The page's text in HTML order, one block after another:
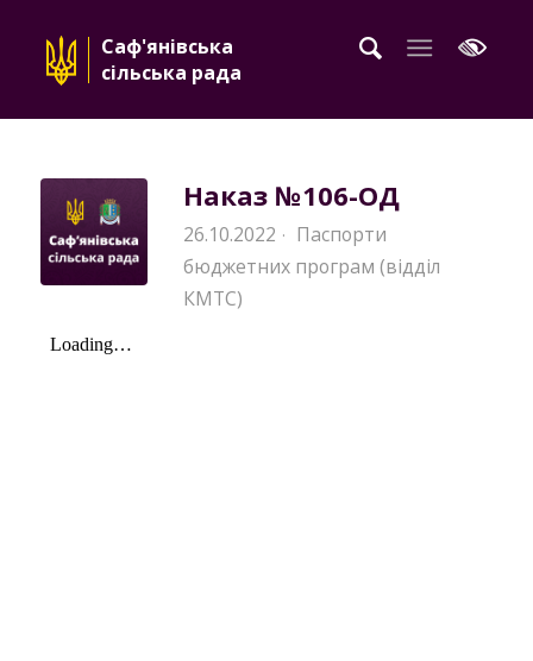
Саф'янівська
сільська рада
Наказ №106-ОД
26.10.2022 · Паспорти
бюджетних програм (відділ
КМТС)